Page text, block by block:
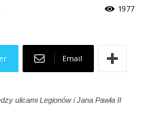
1977
Email
ulicami Legionów i Jana Pawła II